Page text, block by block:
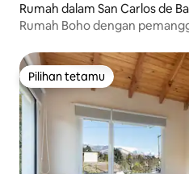
Rumah dalam San Carlos de
Rumah Boho dengan
Pilihan tetamu
Pilihan tetamu